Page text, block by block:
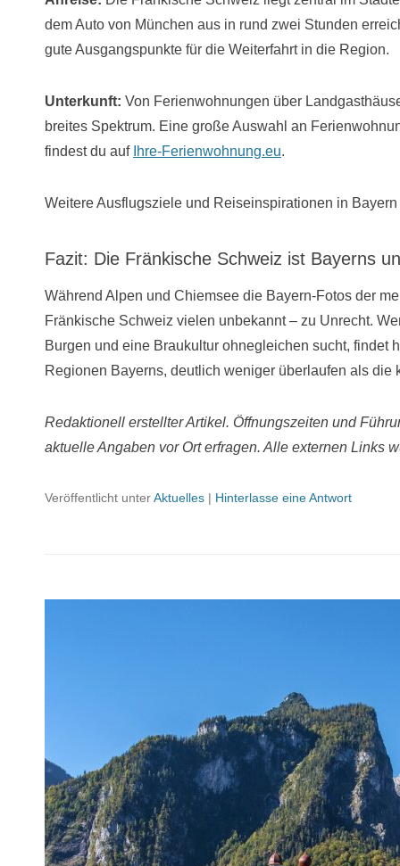
dem Auto von München aus in rund zwei Stunden
gute Ausgangspunkte für die Weiterfahrt in die Region.
Unterkunft: Von Ferienwohnungen über
breites Spektrum. Eine große Auswahl an
findest du auf Ihre-Ferienwohnung.eu.
Weitere Ausflugsziele und Reiseinspirationen in
Fazit: Die Fränkische Schweiz ist Bayerns
Während Alpen und Chiemsee die Bayern-Fotos der
Fränkische Schweiz vielen unbekannt – zu Unrecht.
Burgen und eine Braukultur ohnegleichen sucht, findet
Regionen Bayerns, deutlich weniger überlaufen als die
Redaktionell erstellter Artikel. Öffnungszeiten und
aktuelle Angaben vor Ort erfragen. Alle externen Links
Veröffentlicht unterAktuelles | Hinterlasse eine Antwort